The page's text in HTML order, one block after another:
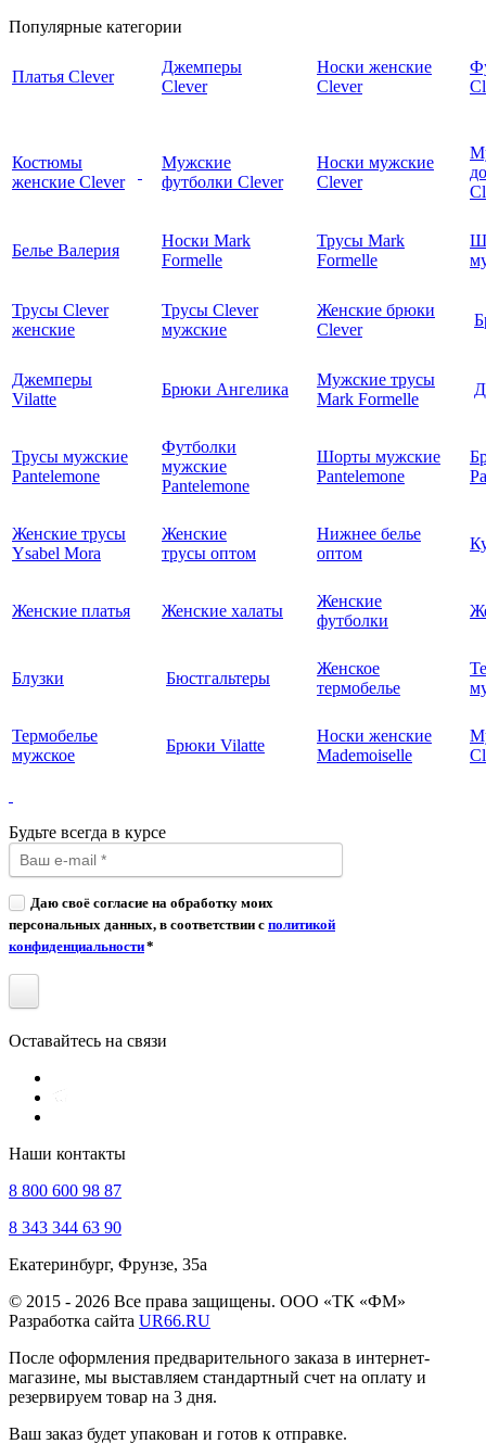
Популярные категории
Платья Clever
Джемперы
Clever
Носки женские
Clever
Костюмы
женские Clever
Мужские
футболки Clever
Носки мужские
Clever
Белье Валерия
Носки Mark
Formelle
Трусы Mark
Formelle
Трусы Clever
женские
Трусы Clever
мужские
Женские брюки
Clever
Джемперы
Vilatte
Брюки Ангелика
Мужские трусы
Mark Formelle
Трусы мужские
Pantelemone
Футболки
мужские
Pantelemone
Шорты мужские
Pantelemone
Женские трусы
Ysabel Mora
Женские
трусы оптом
Нижнее белье
оптом
Женские платья Женские халаты
Женские
футболки
Блузки Бюстгальтеры
Женское
термобелье
Термобелье
мужское
Брюки Vilatte
Носки женские
Mademoiselle
Будьте всегда в курсе
Даю своё согласие на обработку моих
персональных данных, в соответствии с политикой
конфиденциальности*
Оставайтесь на связи
Наши контакты
8 800 600 98 87
8 343 344 63 90
Екатеринбург, Фрунзе, 35а
© 2015 - 2026 Все права защищены. ООО «ТК «ФМ»
Разработка сайта UR66.RU
После оформления предварительного заказа в интернет-
магазине, мы выставляем стандартный счет на оплату и
резервируем товар на 3 дня.
Ваш заказ будет упакован и готов к отправке.